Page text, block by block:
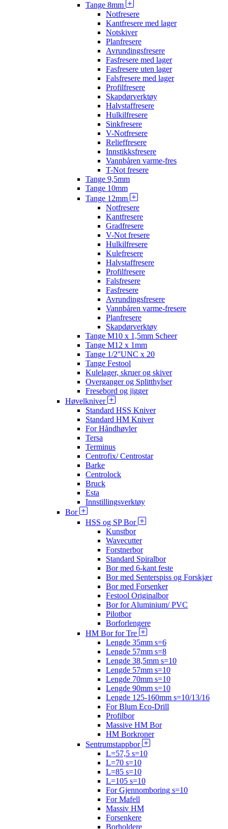
Tange 8mm
Notfresere
Kantfresere med lager
Notskiver
Planfresere
Avrundingsfresere
Fasfresere med lager
Fasfresere uten lager
Falsfresere med lager
Profilfresere
Skapdørverktøy
Halvstaffresere
Hulkilfresere
Sinkfresere
V-Notfresere
Relieffresere
Innstikksfresere
Vannbåren varme-fres
T-Not fresere
Tange 9,5mm
Tange 10mm
Tange 12mm
Notfresere
Kantfresere
Gradfresere
V-Not fresere
Hulkilfresere
Kulefresere
Halvstaffresere
Profilfresere
Falsfresere
Fasfresere
Avrundingsfresere
Vannbåren varme-fresere
Planfresere
Skapdørverktøy
Tange M10 x 1,5mm Scheer
Tange M12 x 1mm
Tange 1/2''UNC x 20
Tange Festool
Kulelager, skruer og skiver
Overganger og Splitthylser
Fresebord og jigger
Høvelkniver
Standard HSS Kniver
Standard HM Kniver
For Håndhøvler
Tersa
Terminus
Centrofix/ Centrostar
Barke
Centrolock
Bruck
Esta
Innstillingsverktøy
Bor
HSS og SP Bor
Kunstbor
Wavecutter
Forstnerbor
Standard Spiralbor
Bor med 6-kant feste
Bor med Senterspiss og Forskjær
Bor med Forsenker
Festool Originalbor
Bor for Aluminium/ PVC
Pilotbor
Borforlengere
HM Bor for Tre
Lengde 35mm s=6
Lengde 57mm s=8
Lengde 38,5mm s=10
Lengde 57mm s=10
Lengde 70mm s=10
Lengde 90mm s=10
Lengde 125-160mm s=10/13/16
For Blum Eco-Drill
Profilbor
Massive HM Bor
HM Borkroner
Sentrumstappbor
L=57,5 s=10
L=70 s=10
L=85 s=10
L=105 s=10
For Gjennomboring s=10
For Mafell
Massiv HM
Forsenkere
Borholdere